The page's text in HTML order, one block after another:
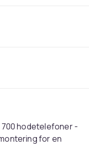
hodetelefoner -
for en